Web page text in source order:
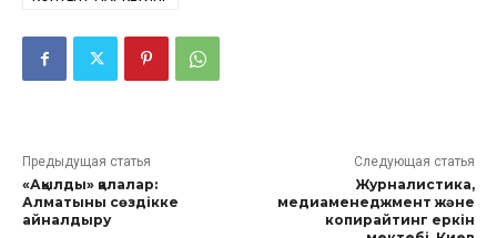
Предыдущая статья
«Ақылды» қалалар:
Алматыны сөздікке
айналдыру
Следующая статья
Журналистика,
медиаменеджмент және
копирайтинг еркін